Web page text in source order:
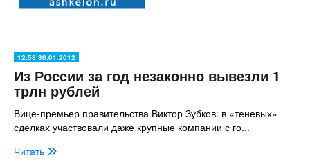
12:58 30.01.2012
Из России за год незаконно вывезли 1
трлн рублей
Вице-премьер правительства Виктор Зубков: в «теневых»
сделках участвовали даже крупные компании с го...
Читать